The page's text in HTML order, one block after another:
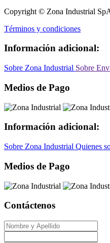
Copyright © Zona Industrial
Términos y condiciones
Información adicional:
Sobre Zona Industrial Sobre
Medios de Pago
Información adicional:
Sobre Zona Industrial Quienes
Medios de Pago
Contáctenos